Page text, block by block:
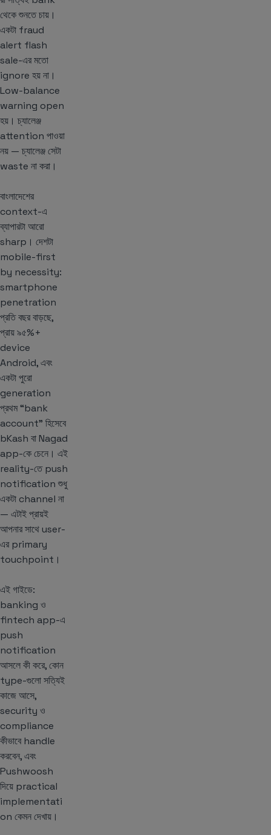
থেকে শুনতে চায়।
একটা fraud
alert flash
sale-এর মতো
ignore হয় না।
Low-balance
warning open
হয়। চ্যালেঞ্জ
attention পাওয়া
নয় — চ্যালেঞ্জ সেটা
waste না করা।
বাংলাদেশের
context-এ
ব্যাপারটা আরো
sharp। দেশটা
mobile-first
by necessity:
smartphone
penetration
প্রতি বছর বাড়ছে,
প্রায় ৯৫%+
device
Android, এবং
একটা পুরো
generation
প্রথম “bank
account” হিসেবে
bKash বা Nagad
app-কে চেনে। এই
reality-তে push
notification শুধু
একটা channel না
— এটাই প্রায়ই
আপনার সাথে user-
এর primary
touchpoint।
এই গাইডে:
banking ও
fintech app-এ
push
notification
আসলে কী করে, কোন
type-গুলো সত্যিই
কাজে আসে,
security ও
compliance
কীভাবে handle
করবেন, এবং
Pushwoosh
দিয়ে practical
implementati
on কেমন দেখায়।